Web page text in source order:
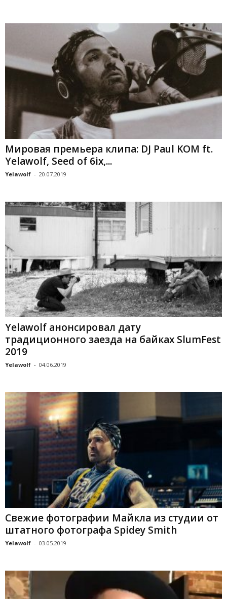
Мировая премьера клипа: DJ Paul KOM ft.
Yelawolf, Seed of 6ix,...
Yelawolf - 20.07.2019
Yelawolf анонсировал дату
традиционного заезда на байках SlumFest
2019
Yelawolf - 04.06.2019
Свежие фотографии Майкла из студии от
штатного фотографа Spidey Smith
Yelawolf - 03.05.2019